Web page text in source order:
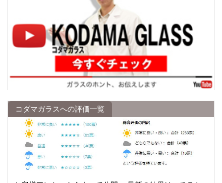
コダマガラスへの評価一覧